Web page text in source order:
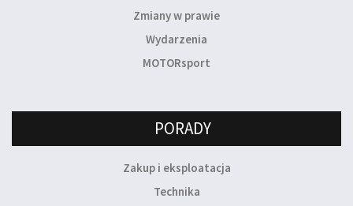
Zmiany w prawie
Wydarzenia
MOTORsport
PORADY
Zakup i eksploatacja
Technika